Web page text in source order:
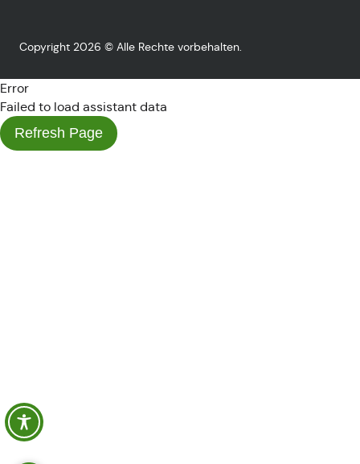
Copyright 2026 © Alle Rechte vorbehalten.
Error
Failed to load assistant data
Refresh Page